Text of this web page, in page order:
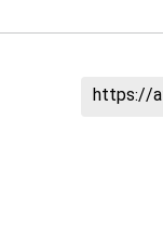
https://